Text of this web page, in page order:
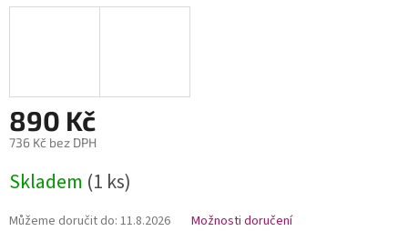
890 Kč
736 Kč bez DPH
cena:
Skladem (1 ks)
Můžeme doručit do: 11.8.2026 Možnosti doručení